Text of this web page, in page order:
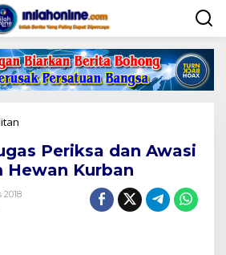
Periksa
dan
Awasi
Post
Periksa dan Awasi
Hewan Kurban